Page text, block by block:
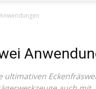
ultimativen